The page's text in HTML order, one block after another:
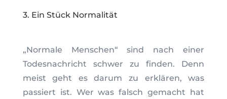
3. Ein Stück Normalität
„Normale Menschen“ sind nach einer
Todesnachricht schwer zu finden. Denn
meist geht es darum zu erklären, was
passiert ist. Wer was falsch gemacht hat